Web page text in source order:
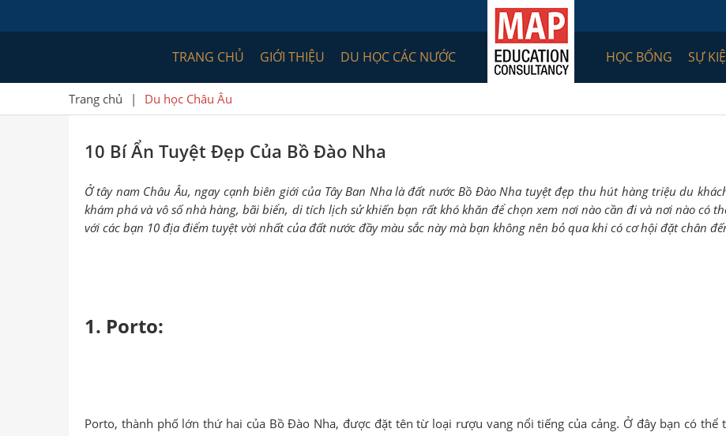
TRANG CHỦ GIỚI THIỆU DU HỌC CÁC NƯỚC HỌC BỔNG SỰ
Trang chủ | Du học Châu Âu
10 Bí Ẩn Tuyệt Đẹp Của Bồ Đào Nha
Ở tây nam Châu Âu, ngay cạnh biên giới của Tây Ban Nha là đất nước Bồ Đào Nha tuyệt đẹp thu hút hàng triệu du
khám phá và vô số nhà hàng, bãi biển, di tích lịch sử khiến bạn rất khó khăn để chọn xem nơi nào cần đi và nơi nào có
với các bạn 10 địa điểm tuyệt vời nhất của đất nước đầy màu sắc này mà bạn không nên bỏ qua khi có cơ hội đặt chân
1. Porto:
Porto, thành phố lớn thứ hai của Bồ Đào Nha, được đặt tên từ loại rượu vang nổi tiếng của cảng. Ở đây bạn có